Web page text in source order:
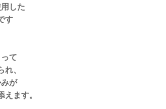
した
す
て
、
が
ます。